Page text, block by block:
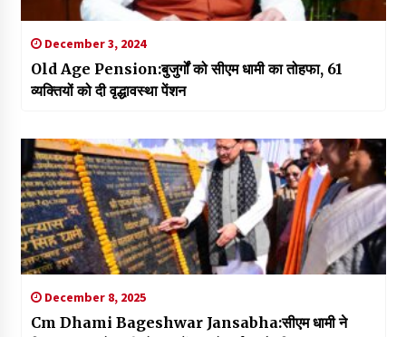
December 3, 2024
Old Age Pension:बुजुर्गों को सीएम धामी का तोहफा, 61
व्यक्तियों को दी वृद्धावस्था पेंशन
December 8, 2025
Cm Dhami Bageshwar Jansabha:सीएम धामी ने